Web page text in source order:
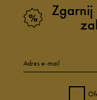
Adres e-mail